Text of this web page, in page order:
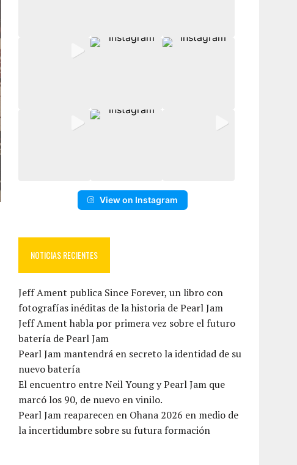
View on Instagram
NOTICIAS RECIENTES
Jeff Ament publica Since Forever, un libro con
fotografías inéditas de la historia de Pearl Jam
Jeff Ament habla por primera vez sobre el futuro
batería de Pearl Jam
Pearl Jam mantendrá en secreto la identidad de su
nuevo batería
El encuentro entre Neil Young y Pearl Jam que
marcó los 90, de nuevo en vinilo.
Pearl Jam reaparecen en Ohana 2026 en medio de
la incertidumbre sobre su futura formación